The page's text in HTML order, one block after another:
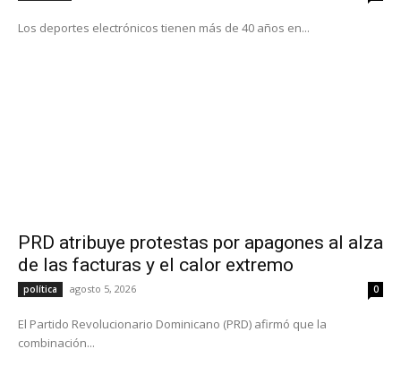
Los deportes electrónicos tienen más de 40 años en...
PRD atribuye protestas por apagones al alza
de las facturas y el calor extremo
política agosto 5, 2026 0
El Partido Revolucionario Dominicano (PRD) afirmó que la
combinación...